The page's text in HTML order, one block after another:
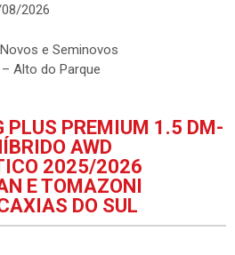
2026
e Seminovos
Alto do Parque
PLUS PREMIUM 1.5 DM-
AWD
2025/2026
E TOMAZONI
DO SUL